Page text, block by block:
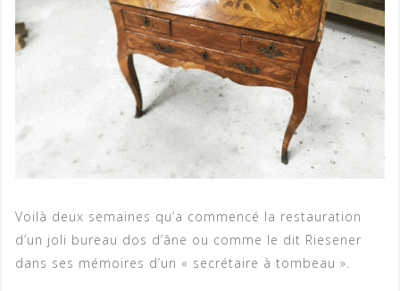
Voilà deux semaines qu’a commencé la restauration
d’un joli bureau dos d’âne ou comme le dit Riesener
dans ses mémoires d’un « secrétaire à tombeau ».